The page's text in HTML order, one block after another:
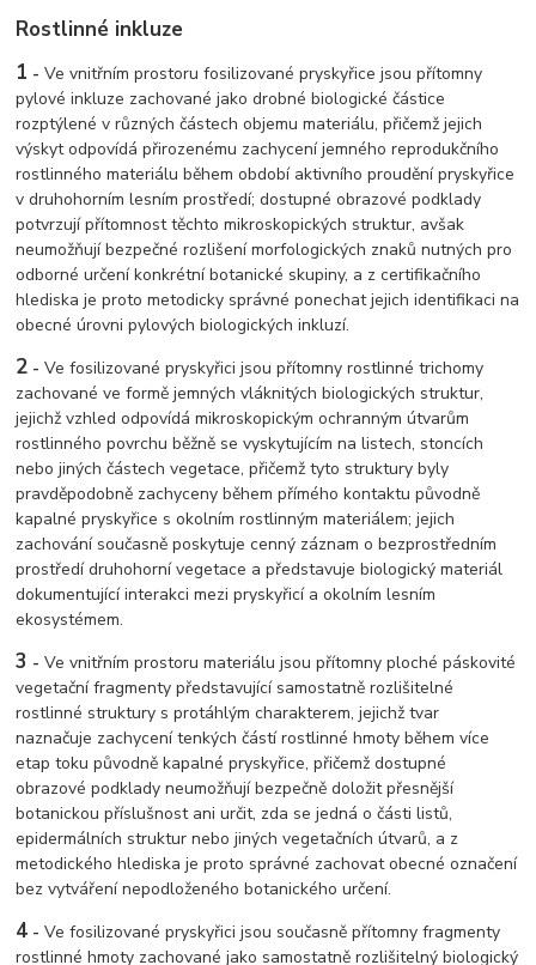
Rostlinné inkluze
1 - Ve vnitřním prostoru fosilizované pryskyřice jsou přítomny
pylové inkluze zachované jako drobné biologické částice
rozptýlené v různých částech objemu materiálu, přičemž jejich
výskyt odpovídá přirozenému zachycení jemného reprodukčního
rostlinného materiálu během období aktivního proudění pryskyřice
v druhohorním lesním prostředí; dostupné obrazové podklady
potvrzují přítomnost těchto mikroskopických struktur, avšak
neumožňují bezpečné rozlišení morfologických znaků nutných pro
odborné určení konkrétní botanické skupiny, a z certifikačního
hlediska je proto metodicky správné ponechat jejich identifikaci na
obecné úrovni pylových biologických inkluzí.
2 - Ve fosilizované pryskyřici jsou přítomny rostlinné trichomy
zachované ve formě jemných vláknitých biologických struktur,
jejichž vzhled odpovídá mikroskopickým ochranným útvarům
rostlinného povrchu běžně se vyskytujícím na listech, stoncích
nebo jiných částech vegetace, přičemž tyto struktury byly
pravděpodobně zachyceny během přímého kontaktu původně
kapalné pryskyřice s okolním rostlinným materiálem; jejich
zachování současně poskytuje cenný záznam o bezprostředním
prostředí druhohorní vegetace a představuje biologický materiál
dokumentující interakci mezi pryskyřicí a okolním lesním
ekosystémem.
3 - Ve vnitřním prostoru materiálu jsou přítomny ploché páskovité
vegetační fragmenty představující samostatně rozlišitelné
rostlinné struktury s protáhlým charakterem, jejichž tvar
naznačuje zachycení tenkých částí rostlinné hmoty během více
etap toku původně kapalné pryskyřice, přičemž dostupné
obrazové podklady neumožňují bezpečně doložit přesnější
botanickou příslušnost ani určit, zda se jedná o části listů,
epidermálních struktur nebo jiných vegetačních útvarů, a z
metodického hlediska je proto správné zachovat obecné označení
bez vytváření nepodloženého botanického určení.
4 - Ve fosilizované pryskyřici jsou současně přítomny fragmenty
rostlinné hmoty zachované jako samostatně rozlišitelný biologický